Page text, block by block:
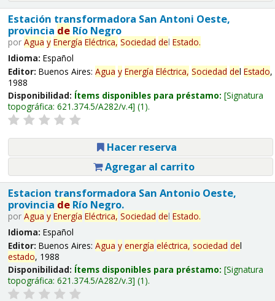
Estación transformadora San Antoni Oeste,
provincia deRío Negro
por Agua y Energía Eléctrica, Sociedad del Estado.
Idioma: Español
Editor: Buenos Aires: Agua y Energía Eléctrica, Sociedad del Estado,
1988
Disponibilidad: Ítems disponibles para préstamo: Signatura
topográfica: 621.374.5/A282/v.4 (1).
Hacer reserva
Agregar al carrito
Estacion transformadora San Antonio Oeste,
provincia deRío Negro.
por Agua y Energía Eléctrica, Sociedad del Estado.
Idioma: Español
Editor: Buenos Aires: Agua y energía eléctrica, sociedad del
estado, 1988
Disponibilidad: Ítems disponibles para préstamo: Signatura
topográfica: 621.374.5/A282/v.3 (1).